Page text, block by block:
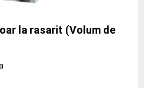
la rasarit (Volum de